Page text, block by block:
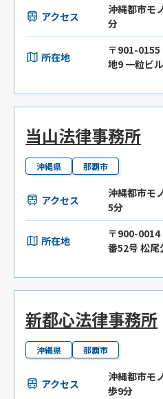
アクセス
沖縄都市モ
分
所在地
〒901-
地9 一粒ビ
当山法律事務所
沖縄県 那覇市
アクセス
沖縄都市モ
5分
所在地
〒900-
番52号 松
新都心法律事務所
沖縄県 那覇市
アクセス
沖縄都市モ
歩9分